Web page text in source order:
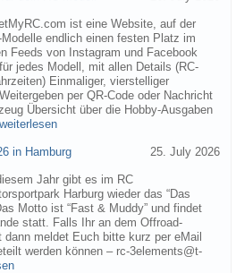
ist eine Website, auf der
Modelle endlich einen festen Platz im
Feeds von Instagram und Facebook
jedes Modell, mit allen Details (RC-
Einmaliger, vierstelliger
per QR-Code oder Nachricht
Übersicht über die Hobby-Ausgaben
weiterlesen
in Hamburg 25. July 2026
Jahr gibt es im RC
Harburg wieder das “Das
Motto ist “Fast & Muddy” und findet
statt. Falls Ihr an dem Offroad-
dann meldet Euch bitte kurz per eMail
werden können – rc-3elements@t-